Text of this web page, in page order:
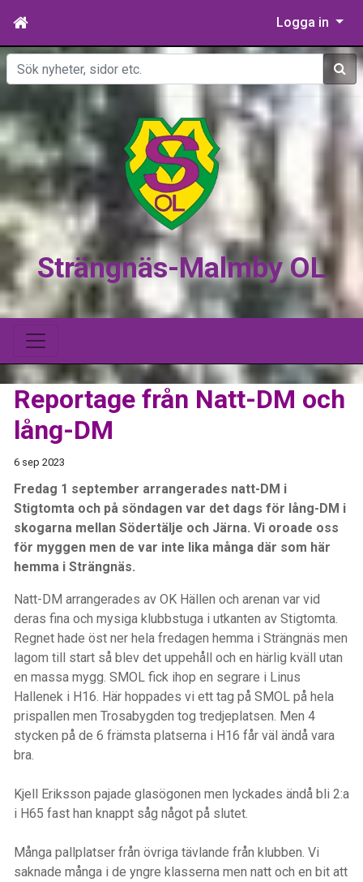
Logga in
Sök
Strängnäs-Malmby OL
Reportage från Natt-DM och
lång-DM
6 sep 2023
Fredag 1 september arrangerades natt-DM i
Stigtomta och på söndagen var det dags för lång-DM i
skogarna mellan Södertälje och Järna. Vi oroade oss
för myggen men de var inte lika många där som här
hemma i Strängnäs.
Natt-DM arrangerades av OK Hällen och arenan var vid
deras fina och mysiga klubbstuga i utkanten av Stigtomta.
Regnet hade öst ner hela fredagen hemma i Strängnäs men
lagom till start så blev det uppehåll och en härlig kväll utan
en massa mygg. SMOL fick ihop en segrare i Linus
Hallenek i H16. Här hoppades vi ett tag på SMOL på hela
prispallen men Trosabygden tog tredjeplatsen. Men 4
stycken på de 6 främsta platserna i H16 får väl ändå vara
bra.
Kjell Eriksson pajade glasögonen men lyckades ändå bli 2:a
i H65 fast han knappt såg något på slutet.
Många pallplatser från övriga tävlande från klubben. Vi
saknade många i de yngre klasserna men natt och en bit att